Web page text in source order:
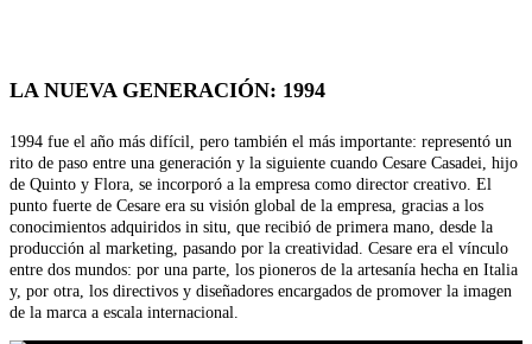
LA NUEVA GENERACIÓN: 1994
1994 fue el año más difícil, pero también el más importante: representó un
rito de paso entre una generación y la siguiente cuando Cesare Casadei, hijo
de Quinto y Flora, se incorporó a la empresa como director creativo. El
punto fuerte de Cesare era su visión global de la empresa, gracias a los
conocimientos adquiridos in situ, que recibió de primera mano, desde la
producción al marketing, pasando por la creatividad. Cesare era el vínculo
entre dos mundos: por una parte, los pioneros de la artesanía hecha en Italia
y, por otra, los directivos y diseñadores encargados de promover la imagen
de la marca a escala internacional.